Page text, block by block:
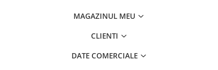
MAGAZINUL MEU
CLIENTI
DATE COMERCIALE